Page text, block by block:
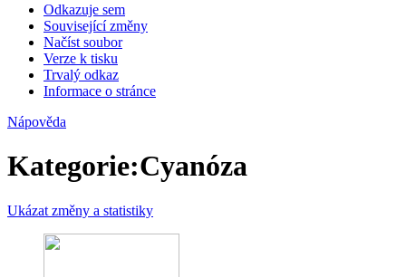
Odkazuje sem
Související změny
Načíst soubor
Verze k tisku
Trvalý odkaz
Informace o stránce
Nápověda
Kategorie:Cyanóza
Ukázat změny a statistiky